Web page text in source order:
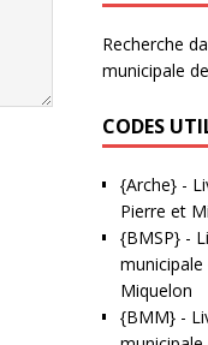
Recherche
municipale
CODES
{Arche}-
Pierre et
{BMSP}-
Miquelon
{BMM}-